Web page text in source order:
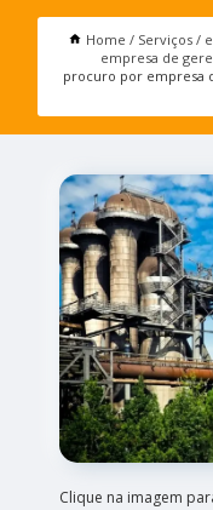
Home Serviços
empresa de
procuro por empresa
Clique na imagem